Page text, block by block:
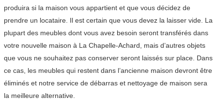
produira si la maison vous appartient et que vous décidez de
prendre un locataire. Il est certain que vous devez la laisser vide. La
plupart des meubles dont vous avez besoin seront transférés dans
votre nouvelle maison à La Chapelle-Achard, mais d’autres objets
que vous ne souhaitez pas conserver seront laissés sur place. Dans
ce cas, les meubles qui restent dans l’ancienne maison devront être
éliminés et notre service de débarras et nettoyage de maison sera
la meilleure alternative.